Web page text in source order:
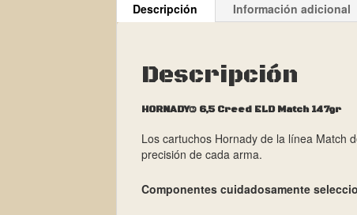
Descripción Información adicional
Descripción
HORNADY® 6,5 Creed ELD Match 147gr
Los cartuchos Hornady de la línea Match
precisión de cada arma.
Componentes cuidadosamente